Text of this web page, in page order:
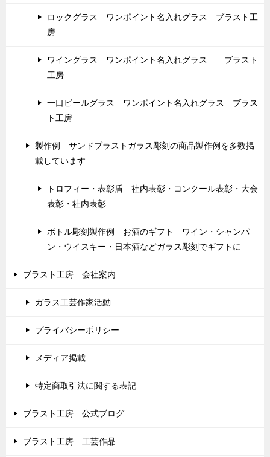
ロックグラス ワンポイント名入れグラス ブラスト工
房
ワイングラス ワンポイント名入れグラス ブラスト
工房
一口ビールグラス ワンポイント名入れグラス ブラス
ト工房
製作例 サンドブラストガラス彫刻の商品製作例を多数掲
載しています
トロフィー・表彰盾 社内表彰・コンクール表彰・大会
表彰・社内表彰
ボトル彫刻製作例 お酒のギフト ワイン・シャンパ
ン・ウイスキー・日本酒などガラス彫刻でギフトに
ブラスト工房 会社案内
ガラス工芸作家活動
プライバシーポリシー
メディア掲載
特定商取引法に関する表記
ブラスト工房 公式ブログ
ブラスト工房 工芸作品